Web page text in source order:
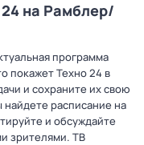
на Рамблер/
программа
покажет Техно 24 в
и сохраните их свою
расписание на
и обсуждайте
зрителями. ТВ